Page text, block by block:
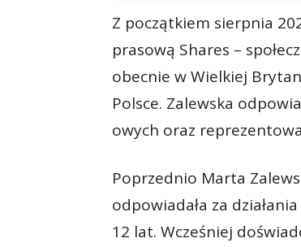
Z początkiem sierpnia
prasową Shares –
obecnie w Wielkiej
Polsce. Zalewska
owych oraz
Poprzednio Marta
odpowiadała za
12 lat. Wcześniej